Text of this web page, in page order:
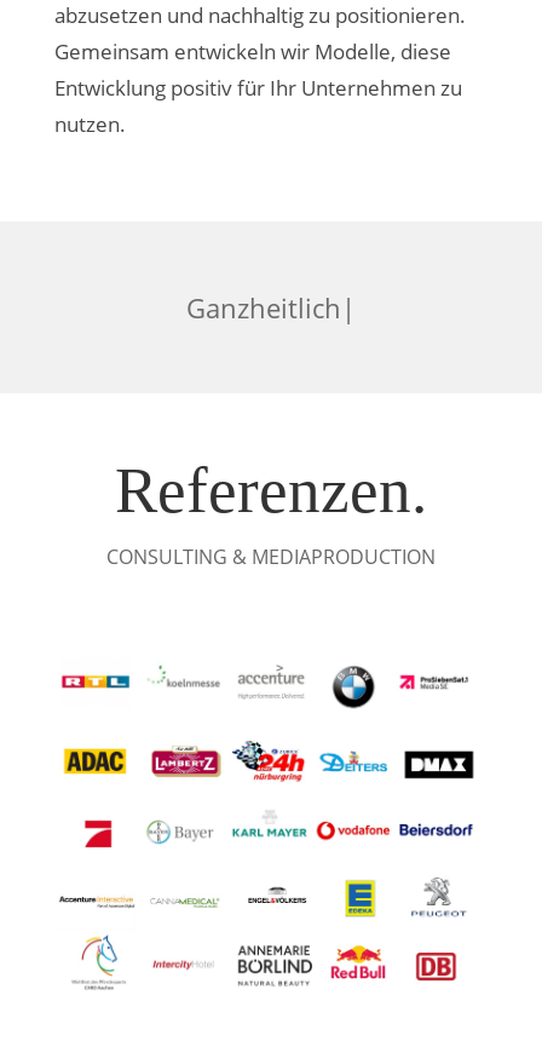
abzusetzen und nachhaltig zu positionieren.
Gemeinsam entwickeln wir Modelle, diese
Entwicklung positiv für Ihr Unternehmen zu
nutzen.
Ganz|
Referenzen.
CONSULTING & MEDIAPRODUCTION